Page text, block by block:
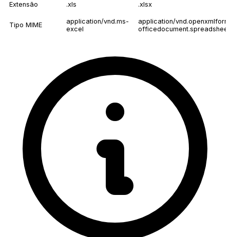
Extensão .xls .xlsx
Tipo MIME
application/vnd.ms-
excel
application/